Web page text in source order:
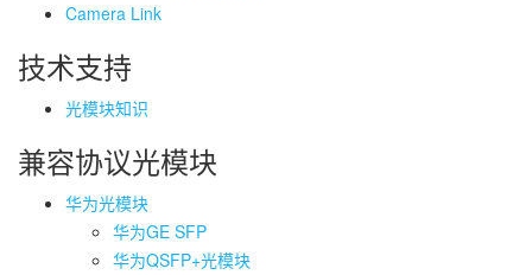
Camera Link
技术支持
光模块知识
兼容协议光模块
华为光模块
华为GE SFP
华为QSFP+光模块